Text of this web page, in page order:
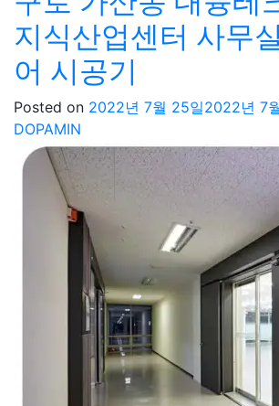
지식산업센터 사무
어 시공기
Posted on 2022년 7월 25일2022년 7
DOPAMIN